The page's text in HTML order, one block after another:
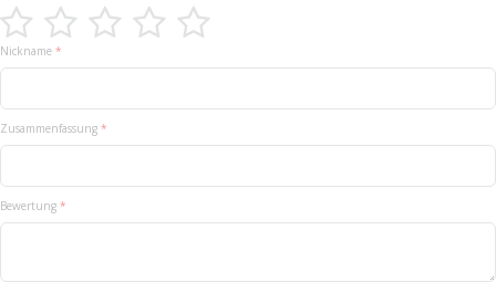
1
2
3
4
5Nickname
Zusammenfassung
Bewertung